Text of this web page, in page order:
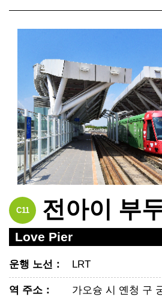
C11 전아이 부
Love Pier
운행 노선 ： LRT
역 주소 ：
가오슝 시 옌청 구